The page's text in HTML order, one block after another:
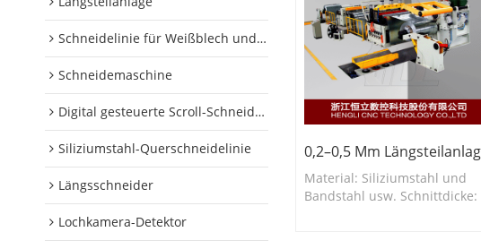
Schneidelinie für Weißblech und Aluminiumschnecken
Schneidemaschine
Digital gesteuerte Scroll-Schneidelinie
Siliziumstahl-Querschneidelinie
Längsschneider
Lochkamera-Detektor
0,2–0,5 Mm
Material: Siliziumstahl und
Bandstahl usw. Schnittdicke: